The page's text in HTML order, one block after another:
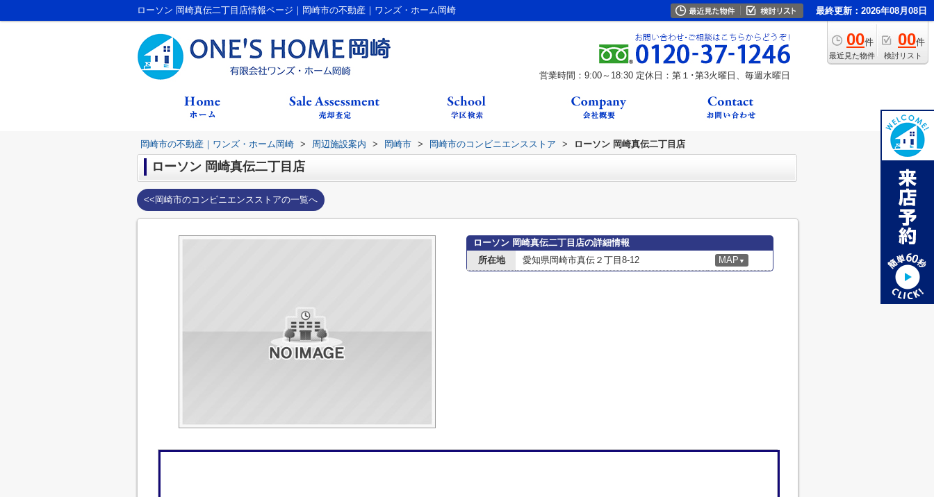
ローソン 岡崎真伝二丁目店情報ページ｜岡崎市の不動産｜ワンズ・ホーム岡崎 最終更新：2026年08月08日
00件
最近見た物件
00件
検討リスト
営業時間：9:00～18:30 定休日：第１･第3火曜日、毎週水曜日
岡崎市の不動産｜ワンズ・ホーム岡崎 > 周辺施設案内 > 岡崎市 > 岡崎市のコンビニエンスストア > ローソン 岡崎真伝二丁目店
ローソン 岡崎真伝二丁目店
<<岡崎市のコンビニエンスストアの一覧へ
ローソン 岡崎真伝二丁目店の詳細情報
所在地
愛知県岡崎市真伝２丁目8-12 MAP ▼